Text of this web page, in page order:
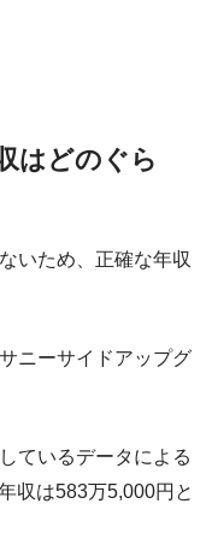
はどのぐら
いため、正確な年収
ニーサイドアップグ
ているデータによる
収は583万5,000円と